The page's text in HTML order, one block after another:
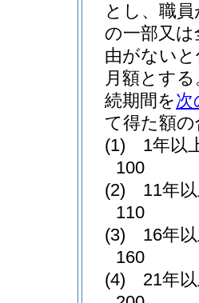
とし、職
の一部又
由がない
月額とす
続期間を次
て得た額
(1)
1年以
100
(2)
11年
110
(3)
16年
160
(4)
21年